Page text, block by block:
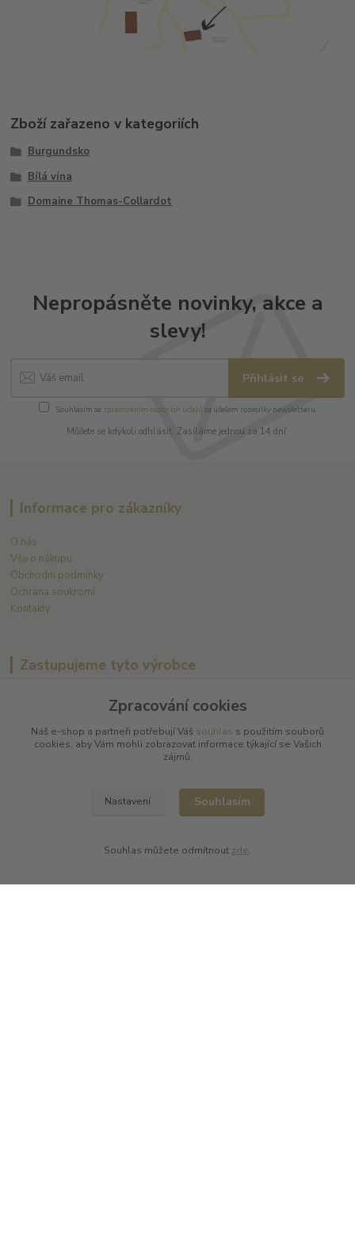
Zboží zařazeno v kategoriích
Burgundsko
Bílá vína
Domaine Thomas-Collardot
Nepropásněte novinky, akce a
slevy!
Přihlásit se
Souhlasím se zpracováním osobních údajůza účelem rozesílky newsletteru.
Můžete se kdykoli odhlásit. Zasíláme jednou za 14 dní.
Informace pro zákazníky
O nás
Vše o nákupu
Obchodní podmínky
Ochrana soukromí
Kontakty
Zastupujeme tyto výrobce
Bernard Magrez
Chablis Daniel-Etienne Defaix
Zpracování cookies
Náš e-shop a partneři potřebují Váš souhlas s použitím souborů
cookies, aby Vám mohli zobrazovat informace týkající se Vašich
zájmů.
Nastavení Souhlasím
Souhlas můžete odmítnout zde.